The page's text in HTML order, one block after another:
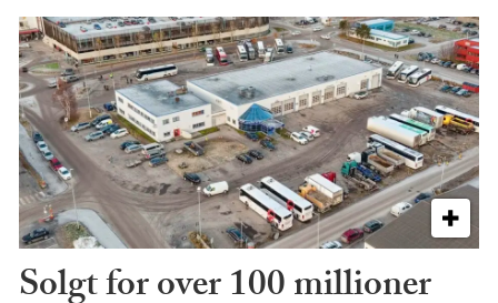
Solgt for over 100 millioner